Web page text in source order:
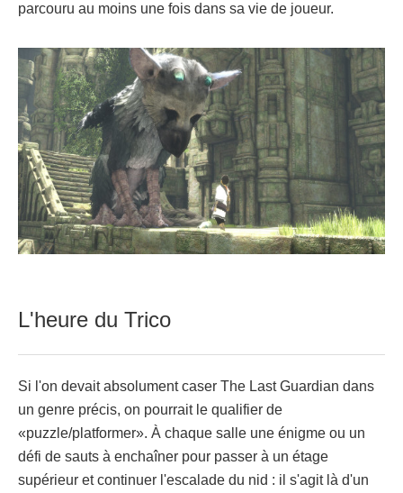
parcouru au moins une fois dans sa vie de joueur.
L'heure du Trico
Si l'on devait absolument caser The Last Guardian dans
un genre précis, on pourrait le qualifier de
«puzzle/platformer». À chaque salle une énigme ou un
défi de sauts à enchaîner pour passer à un étage
supérieur et continuer l'escalade du nid : il s'agit là d'un